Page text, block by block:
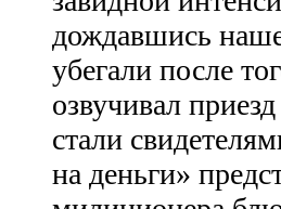
дождавшись
убегали после
озвучивал
стали
на деньги»